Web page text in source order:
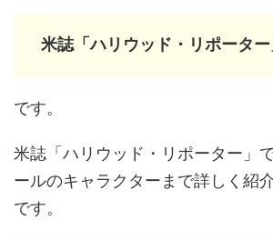
米誌「ハリウッド・リポーター
です。
米誌「ハリウッド・リポーター」
ールのキャラクターまで詳しく紹
です。